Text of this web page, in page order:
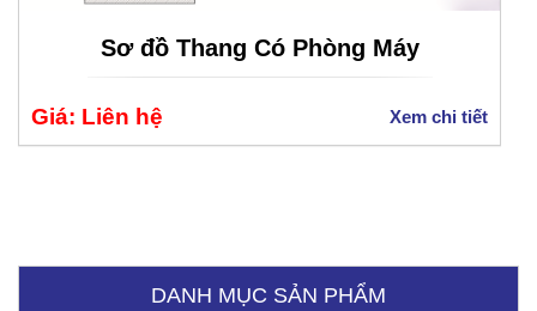
Sơ đồ Thang Có Phòng Máy
Giá: Liên hệ Xem chi tiết
DANH MỤC SẢN PHẨM